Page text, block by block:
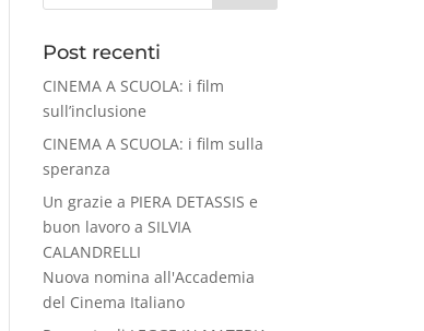
Post recenti
CINEMA A SCUOLA: i film
sull’inclusione
CINEMA A SCUOLA: i film sulla
speranza
Un grazie a PIERA DETASSIS e
buon lavoro a SILVIA
CALANDRELLI
Nuova nomina all'Accademia
del Cinema Italiano